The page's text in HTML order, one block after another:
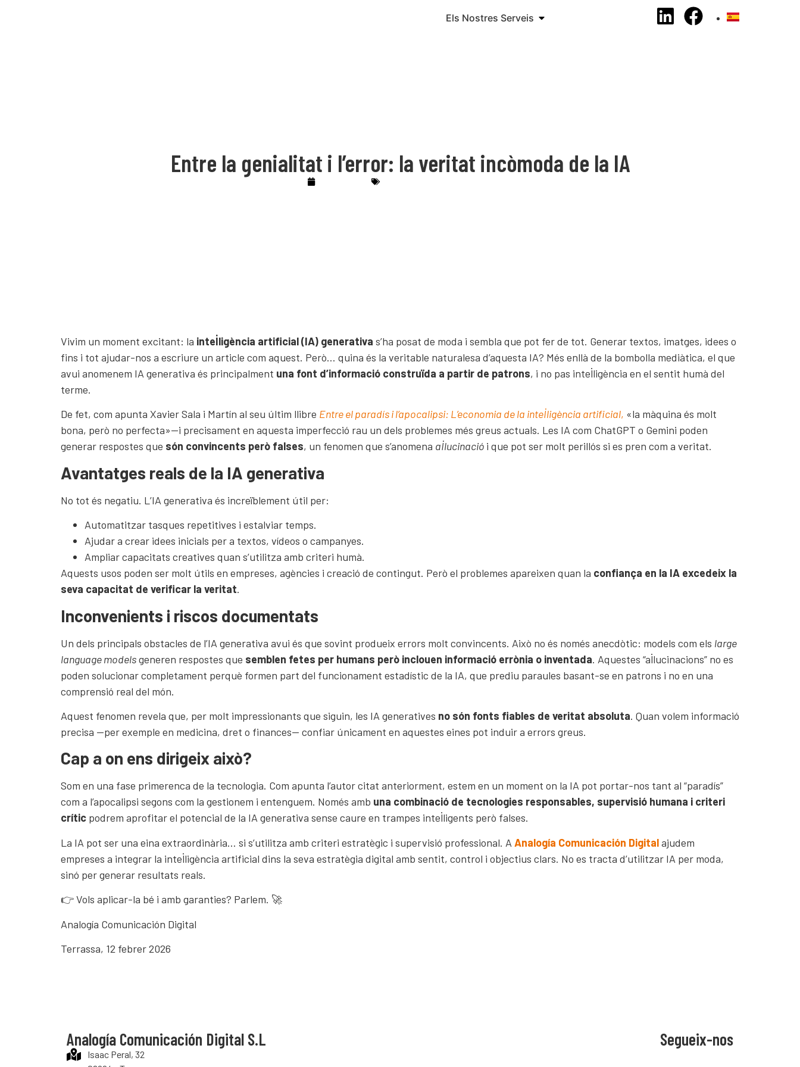
Els Nostres Serveis
Entre la genialitat i l’error: la veritat incòmoda de la IA
Vivim un moment excitant: la intel·ligència artificial (IA) generativa s’ha posat de moda i sembla que pot fer de tot. Generar textos, imatges, idees o
fins i tot ajudar-nos a escriure un article com aquest. Però… quina és la veritable naturalesa d’aquesta IA? Més enllà de la bombolla mediàtica, el que
avui anomenem IA generativa és principalment una font d’informació construïda a partir de patrons, i no pas intel·ligència en el sentit humà del
terme.
De fet, com apunta Xavier Sala i Martín al seu últim llibre Entre el paradís i l’apocalipsi: L’economia de la intel·ligència artificial, «la màquina és molt
bona, però no perfecta»—i precisament en aquesta imperfecció rau un dels problemes més greus actuals. Les IA com ChatGPT o Gemini poden
generar respostes que són convincents però falses, un fenomen que s’anomena al·lucinació i que pot ser molt perillós si es pren com a veritat.
Avantatges reals de la IA generativa
No tot és negatiu. L’IA generativa és increïblement útil per:
Automatitzar tasques repetitives i estalviar temps.
Ajudar a crear idees inicials per a textos, vídeos o campanyes.
Ampliar capacitats creatives quan s’utilitza amb criteri humà.
Aquests usos poden ser molt útils en empreses, agències i creació de contingut. Però el problemes apareixen quan la confiança en la IA excedeix la
seva capacitat de verificar la veritat.
Inconvenients i riscos documentats
Un dels principals obstacles de l’IA generativa avui és que sovint produeix errors molt convincents. Això no és només anecdòtic: models com els large
language modelsgeneren respostes que semblen fetes per humans però inclouen informació errònia o inventada. Aquestes “al·lucinacions” no es
poden solucionar completament perquè formen part del funcionament estadístic de la IA, que prediu paraules basant-se en patrons i no en una
comprensió real del món.
Aquest fenomen revela que, per molt impressionants que siguin, les IA generatives no són fonts fiables de veritat absoluta. Quan volem informació
precisa —per exemple en medicina, dret o finances— confiar únicament en aquestes eines pot induir a errors greus.
Cap a on ens dirigeix això?
Som en una fase primerenca de la tecnologia. Com apunta l’autor citat anteriorment, estem en un moment on la IA pot portar-nos tant al “paradís”
com a l’apocalipsi segons com la gestionem i entenguem. Només amb una combinació de tecnologies responsables, supervisió humana i criteri
crític podrem aprofitar el potencial de la IA generativa sense caure en trampes intel·ligents però falses.
La IA pot ser una eina extraordinària… si s’utilitza amb criteri estratègic i supervisió professional. A Analogía Comunicación Digitalajudem
empreses a integrar la intel·ligència artificial dins la seva estratègia digital amb sentit, control i objectius clars. No es tracta d’utilitzar IA per moda,
sinó per generar resultats reals.
👉Vols aplicar-la bé i amb garanties? Parlem. 🚀
Analogía Comunicación Digital
Terrassa, 12 febrer 2026
Analogía Comunicación Digital S.L
Isaac Peral, 32
Segueix-nos